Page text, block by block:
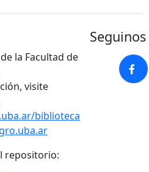
la Facultad de
visite
biblioteca
repositorio: